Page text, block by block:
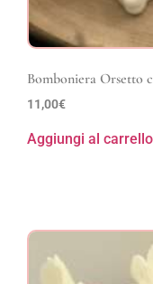
Bomboniera Orsetto
11,00€
Aggiungi al carrello